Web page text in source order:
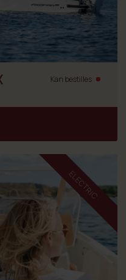
Kan bestilles
ELECTRIC